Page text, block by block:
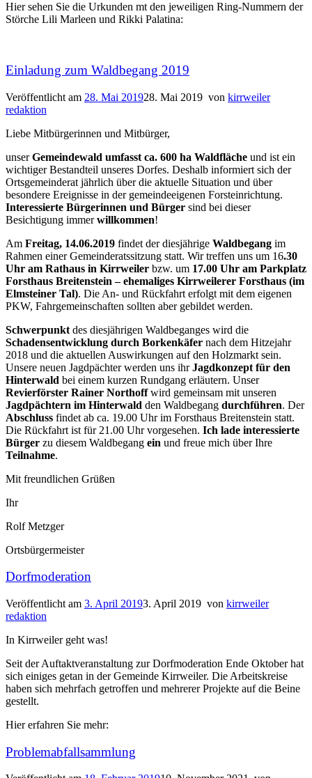
Hier sehen Sie die Urkunden mt den jeweiligen Ring-Nummern der
Störche Lili Marleen und Rikki Palatina:
Einladung zum Waldbegang 2019
Veröffentlicht am 28. Mai 201928. Mai 2019 von kirrweiler
redaktion
Liebe Mitbürgerinnen und Mitbürger,
unserGemeindewald umfasst ca. 600 ha Waldfläche und ist ein
wichtiger Bestandteil unseres Dorfes. Deshalb informiert sich der
Ortsgemeinderat jährlich über die aktuelle Situation und über
besondere Ereignisse in der gemeindeeigenen Forsteinrichtung.
Interessierte Bürgerinnen und Bürger sind bei dieser
Besichtigung immerwillkommen!
Am Freitag, 14.06.2019 findet der diesjährige Waldbegang im
Rahmen einer Gemeinderatssitzung statt. Wir treffen uns um 16.30
Uhr am Rathaus in Kirrweiler bzw. um 17.00 Uhr am Parkplatz
Forsthaus Breitenstein – ehemaliges Kirrweilerer Forsthaus (im
Elmsteiner Tal). Die An- und Rückfahrt erfolgt mit dem eigenen
PKW, Fahrgemeinschaften sollten aber gebildet werden.
Schwerpunkt des diesjährigen Waldbeganges wird die
Schadensentwicklung durch Borkenkäfer nach dem Hitzejahr
2018 und die aktuellen Auswirkungen auf den Holzmarkt sein.
Unsere neuen Jagdpächter werden uns ihrJagdkonzept für den
Hinterwald bei einem kurzen Rundgang erläutern. Unser
Revierförster Rainer Northoffwird gemeinsam mit unseren
Jagdpächtern im Hinterwald den Waldbegang durchführen. Der
Abschluss findet ab ca. 19.00 Uhr im Forsthaus Breitenstein statt.
Die Rückfahrt ist für 21.00 Uhr vorgesehen. Ich lade interessierte
Bürger zu diesem Waldbegang ein und freue mich über Ihre
Teilnahme.
Mit freundlichen Grüßen
Ihr
Rolf Metzger
Ortsbürgermeister
Dorfmoderation
Veröffentlicht am 3. April 20193. April 2019 von kirrweiler
redaktion
In Kirrweiler geht was!
Seit der Auftaktveranstaltung zur Dorfmoderation Ende Oktober hat
sich einiges getan in der Gemeinde Kirrweiler. Die Arbeitskreise
haben sich mehrfach getroffen und mehrerer Projekte auf die Beine
gestellt.
Hier erfahren Sie mehr:
Problemabfallsammlung